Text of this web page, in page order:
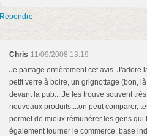
Répondre
Chris 11/09/2008 13:19
Je partage entièrement cet avis. J'adore
petit verre à boire, un grignottage (bon,
devant la pub....Je les trouve souvent
nouveaux produits....on peut comparer,
permet de mieux rémunérer les gens
également tourner le commerce, base